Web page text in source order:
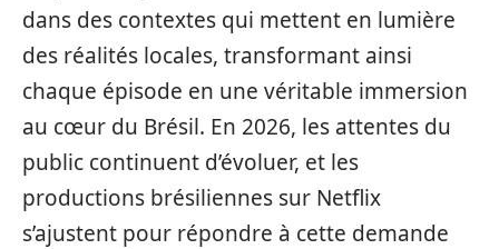
dans des contextes qui mettent en lumière
des réalités locales, transformant ainsi
chaque épisode en une véritable immersion
au cœur du Brésil. En 2026, les attentes du
public continuent d’évoluer, et les
productions brésiliennes sur Netflix
s’ajustent pour répondre à cette demande